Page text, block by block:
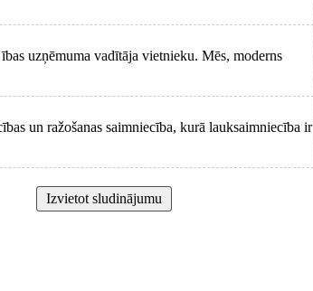
uzņēmuma vadītāja vietnieku. Mēs, moderns
un ražošanas saimniecība, kurā lauksaimniecība ir